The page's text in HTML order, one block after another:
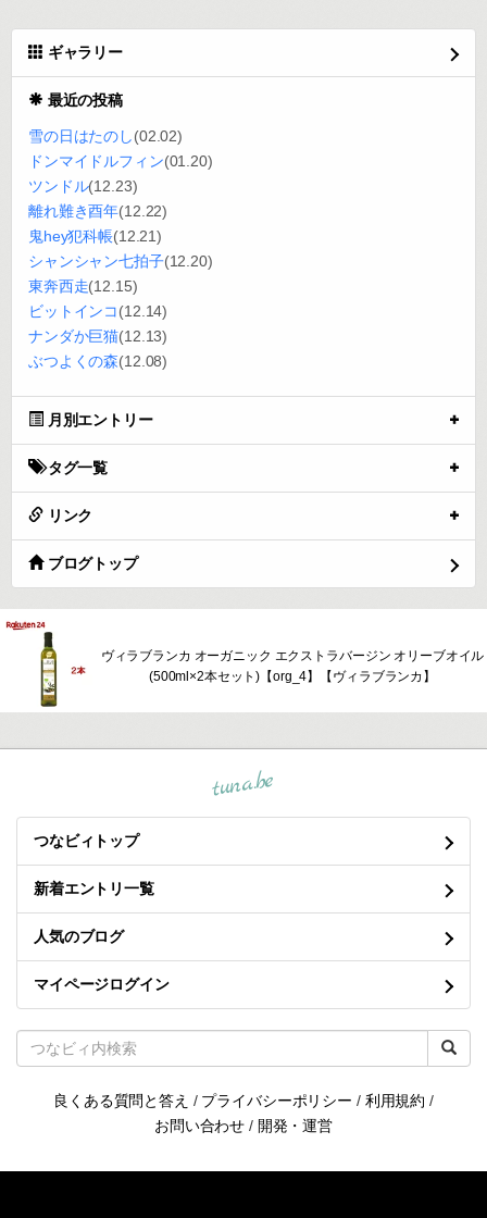
ギャラリー
最近の投稿
雪の日はたのし(02.02)
ドンマイドルフィン(01.20)
ツンドル(12.23)
離れ難き酉年(12.22)
鬼hey犯科帳(12.21)
シャンシャン七拍子(12.20)
東奔西走(12.15)
ビットインコ(12.14)
ナンダか巨猫(12.13)
ぶつよくの森(12.08)
月別エントリー
タグ一覧
リンク
ブログトップ
ヴィラブランカ オーガニック エクストラバージン オリーブオイル
(500ml×2本セット)【org_4】【ヴィラブランカ】
tuna.be
つなビィトップ
新着エントリ一覧
人気のブログ
マイページログイン
良くある質問と答え / プライバシーポリシー / 利用規約 /
お問い合わせ / 開発・運営